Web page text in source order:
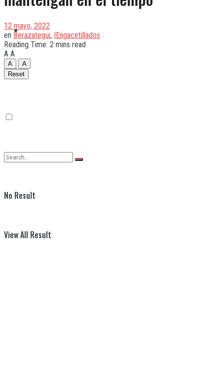
Quilmes
Varela
No Result
View All Result
12 mayo, 2022
en Berazategui, |Engacetillados
Reading Time: 2 mins read
A A
A
A
Reset